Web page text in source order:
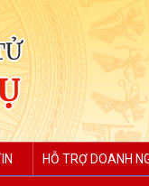
HỖ TRỢ DOANH